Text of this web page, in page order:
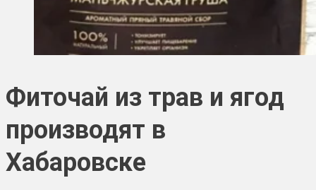
Фиточай из трав и ягод
производят в
Хабаровске